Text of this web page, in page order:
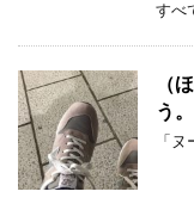
すべ
（
う。
「